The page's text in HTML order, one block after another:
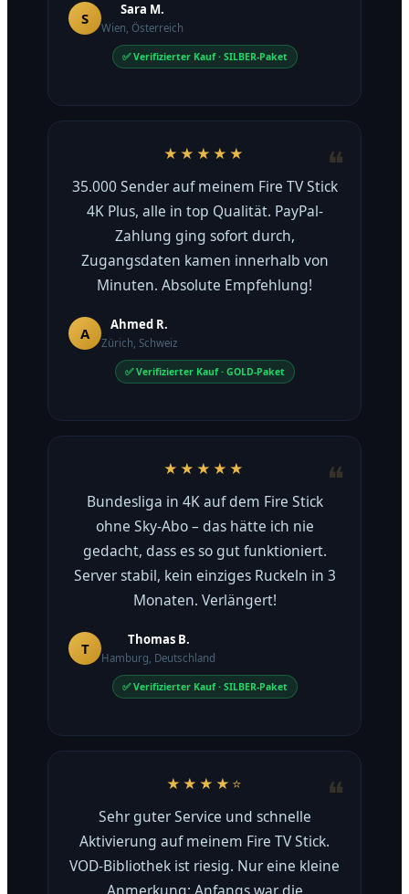
S Sara M.
Wien, Österreich
✅ Verifizierter Kauf · SILBER-Paket
★★★★★
35.000 Sender auf meinem Fire TV Stick
4K Plus, alle in top Qualität. PayPal-
Zahlung ging sofort durch,
Zugangsdaten kamen innerhalb von
Minuten. Absolute Empfehlung!
A Ahmed R.
Zürich, Schweiz
✅ Verifizierter Kauf · GOLD-Paket
★★★★★
Bundesliga in 4K auf dem Fire Stick
ohne Sky-Abo – das hätte ich nie
gedacht, dass es so gut funktioniert.
Server stabil, kein einziges Ruckeln in 3
Monaten. Verlängert!
T Thomas B.
Hamburg, Deutschland
✅ Verifizierter Kauf · SILBER-Paket
★★★★⭐
Sehr guter Service und schnelle
Aktivierung auf meinem Fire TV Stick.
VOD-Bibliothek ist riesig. Nur eine kleine